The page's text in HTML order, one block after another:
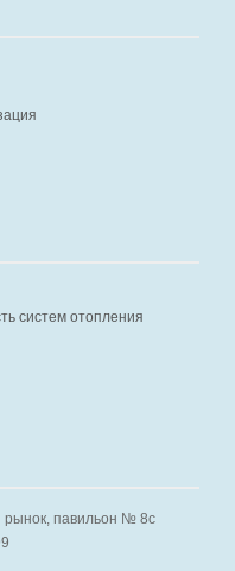
систем отопления
рынок, павильон № 8c